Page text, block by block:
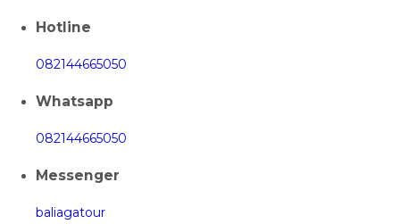
Hotline
082144665050
Whatsapp
082144665050
Messenger
baliagatour